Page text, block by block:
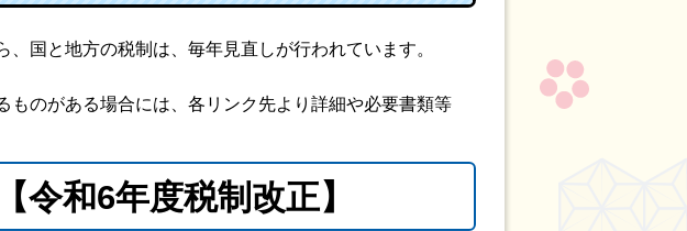
国と地方の税制は、毎年見直しが行われています。
のがある場合には、各リンク先より詳細や必要書類等
令和6年度税制改正】